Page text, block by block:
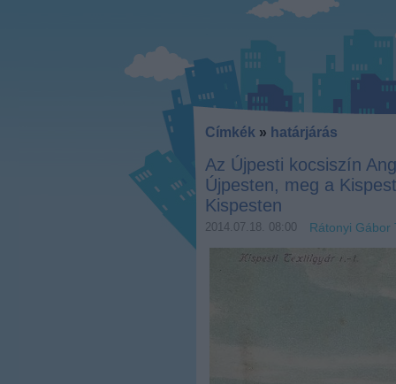
Címkék » határjárás
Az Újpesti kocsiszín
Újpesten, meg a
Kispesten
2014.07.18. 08:00 Rátonyi Gábor